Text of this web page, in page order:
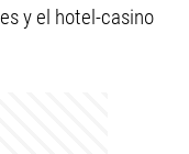
y el hotel-casino